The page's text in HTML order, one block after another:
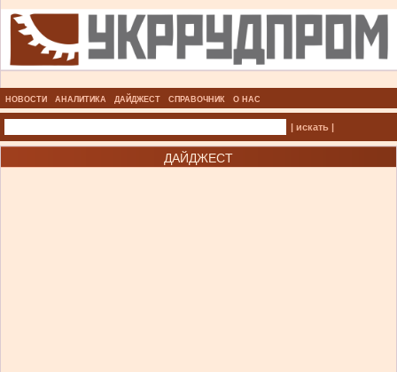
НОВОСТИ АНАЛИТИКА ДАЙДЖЕСТ СПРАВОЧНИК О НАС
| искать |
ДАЙДЖЕСТ